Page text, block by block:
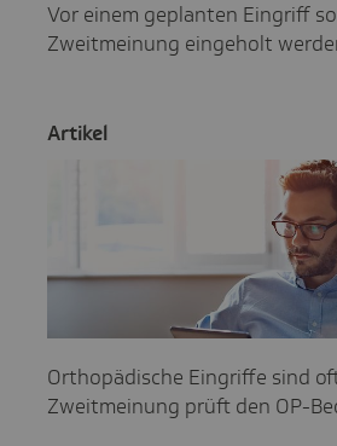
Vor einem geplanten Eingriff
Zweitmeinung eingeholt
Artikel
Orthopädische Eingriffe sind
Zweitmeinung prüft den OP-